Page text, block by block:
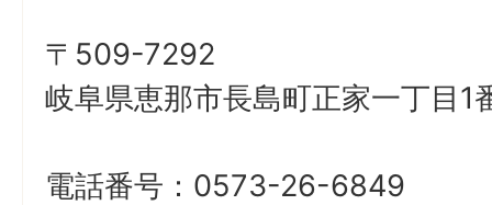
〒509-7292
岐阜県恵那市長島町正家一丁目
電話番号：0573-26-6849